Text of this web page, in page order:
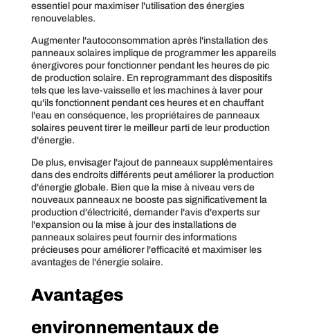
essentiel pour maximiser l'utilisation des énergies
renouvelables.
Augmenter l'autoconsommation après l'installation des
panneaux solaires implique de programmer les appareils
énergivores pour fonctionner pendant les heures de pic
de production solaire. En reprogrammant des dispositifs
tels que les lave-vaisselle et les machines à laver pour
qu'ils fonctionnent pendant ces heures et en chauffant
l'eau en conséquence, les propriétaires de panneaux
solaires peuvent tirer le meilleur parti de leur production
d'énergie.
De plus, envisager l'ajout de panneaux supplémentaires
dans des endroits différents peut améliorer la production
d'énergie globale. Bien que la mise à niveau vers de
nouveaux panneaux ne booste pas significativement la
production d'électricité, demander l'avis d'experts sur
l'expansion ou la mise à jour des installations de
panneaux solaires peut fournir des informations
précieuses pour améliorer l'efficacité et maximiser les
avantages de l'énergie solaire.
Avantages
environnementaux de